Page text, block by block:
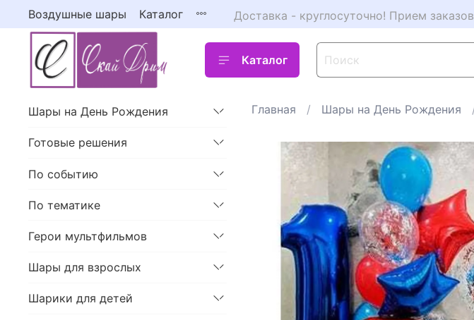
Воздушные шары Каталог Доставка - круглосуточно! Прием
Каталог
Главная Шары на День Рождения
Шары на День Рождения
Готовые решения
По событию
По тематике
Герои мультфильмов
Шары для взрослых
Шарики для детей